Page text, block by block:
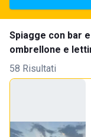
Spiagge con bar
ombrellone e
58 Risultati